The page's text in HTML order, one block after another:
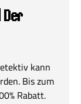
kann
Bis zum
Rabatt.